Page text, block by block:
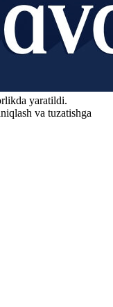
yaratildi.
va tuzatishga